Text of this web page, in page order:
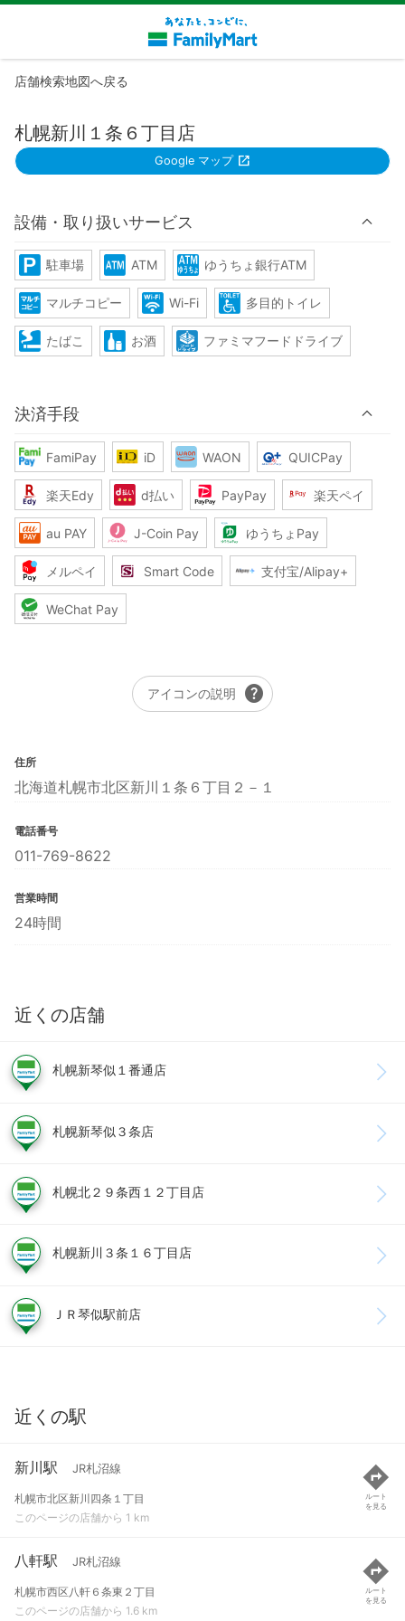
店舗検索地図へ戻る
札幌新川１条６丁目店
Google マップ
設備・取り扱いサービス
駐車場 ATM ゆうちょ銀行ATM
マルチコピー Wi-Fi 多目的トイレ
たばこ お酒 ファミマフードドライブ
決済手段
FamiPay iD WAON QUICPay
楽天Edy d払い PayPay 楽天ペイ
au PAY J-Coin Pay ゆうちょPay
メルペイ Smart Code 支付宝/Alipay+
WeChat Pay
アイコンの説明 help
住所
北海道札幌市北区新川１条６丁目２－１
電話番号
011-769-8622
営業時間
24時間
近くの店舗
札幌新琴似１番通店
札幌新琴似３条店
札幌北２９条西１２丁目店
札幌新川３条１６丁目店
ＪＲ琴似駅前店
近くの駅
新川駅 JR札沼線
札幌市北区新川四条１丁目
このページの店舗から 1 km
ルート
を見る
八軒駅 JR札沼線
札幌市西区八軒６条東２丁目
このページの店舗から 1.6 km
ルート
を見る